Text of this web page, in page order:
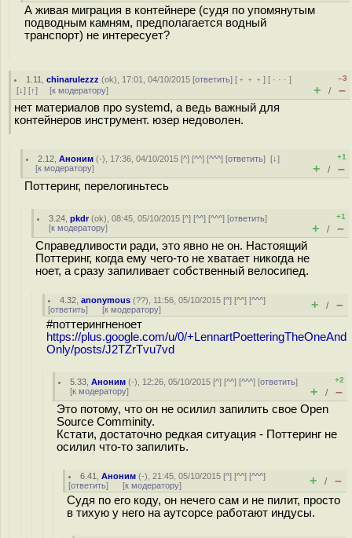
А живая миграция в контейнере (судя по упомянутым
подводным камням, предполагается водный
транспорт) не интересует?
1.11 ,chinarulezzz (ok), 17:01, 04/10/2015 [ответить] [ ﹢﹢﹢] [ · · ·]
[↓] [↑] [к модератору]
–3
+ / –
нет материалов про systemd, а ведь важный для
контейнеров инструмент. юзер недоволен.
2.12 ,Аноним (-), 17:36, 04/10/2015 [^] [^^] [^^^] [ответить][↓]
[к модератору]
+1
+ / –
Поттеринг, перелогиньтесь
3.24 ,pkdr(ok), 08:45, 05/10/2015 [^] [^^] [^^^] [ответить]
[к модератору]
+1
+ / –
Справедливости ради, это явно не он. Настоящий
Поттеринг, когда ему чего-то не хватает никогда не
ноет, а сразу запиливает собственный велосипед.
4.32 ,anonymous (??), 11:56, 05/10/2015 [^] [^^] [^^^]
[ответить] [к модератору] + / –
#поттерингненоет
https://plus.google.com/u/0/+LennartPoetteringTheOneAnd
Only/posts/J2TZrTvu7vd
5.33 ,Аноним (-), 12:26, 05/10/2015 [^] [^^] [^^^] [ответить]
[к модератору]
+2
+ / –
Это потому, что он не осилил запилить свое Open
Source Comminity.
Кстати, достаточно редкая ситуация - Поттеринг не
осилил что-то запилить.
6.41 ,Аноним (-), 21:45, 05/10/2015 [^] [^^] [^^^]
[ответить] [к модератору] + / –
Судя по его коду, он нечего сам и не пилит, просто
в тихую у него на аутсорсе работают индусы.